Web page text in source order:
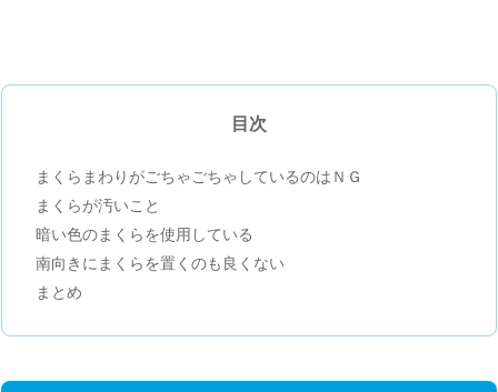
目次
まくらまわりがごちゃごちゃしているのはＮＧ
まくらが汚いこと
暗い色のまくらを使用している
南向きにまくらを置くのも良くない
まとめ